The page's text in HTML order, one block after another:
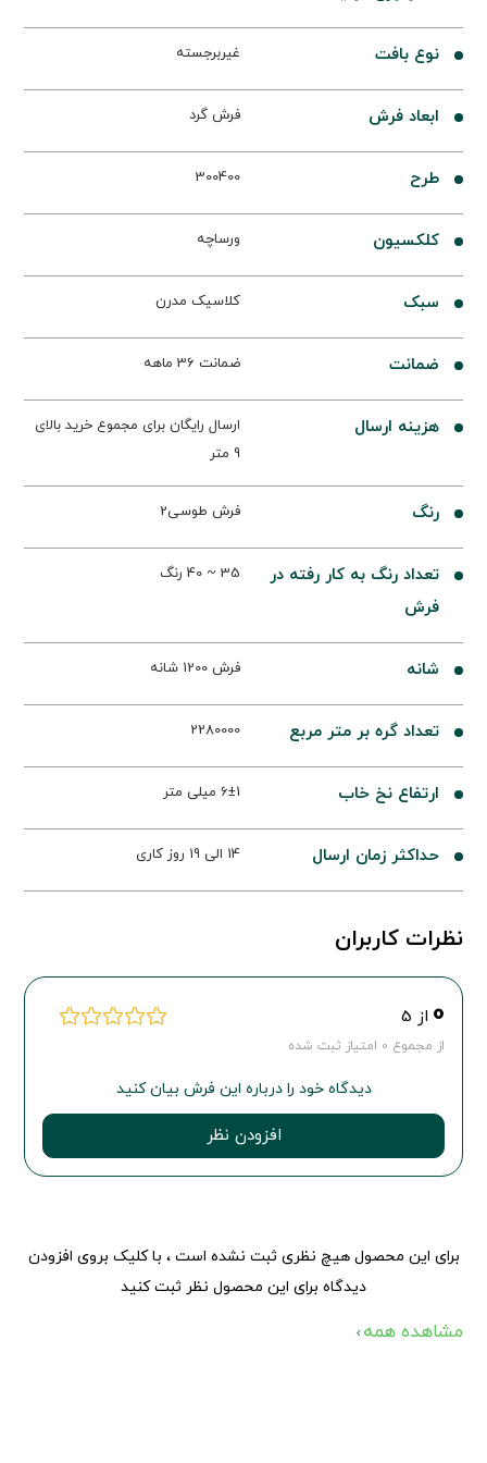
نوع بافت غیربرجسته
ابعاد فرش فرش گرد
طرح 300400
کلکسیون ورساچه
سبک کلاسیک مدرن
ضمانت ضمانت 36 ماهه
هزینه ارسال
ارسال رایگان برای مجموع خرید بالای
9 متر
رنگ فرش طوسی2
تعداد رنگ به کار رفته در
فرش
35 ~ 40 رنگ
شانه فرش 1200 شانه
تعداد گره بر متر مربع 2280000
ارتفاع نخ خاب 6±1 میلی متر
حداکثر زمان ارسال 14 الی 19 روز کاری
نظرات کاربران
0 از 5
از مجموع 0 امتیاز ثبت شده
دیدگاه خود را درباره این فرش بیان کنید
افزودن نظر
برای این محصول هیچ نظری ثبت نشده است ، با کلیک بروی افزودن
دیدگاه برای این محصول نظر ثبت کنید
مشاهده همه